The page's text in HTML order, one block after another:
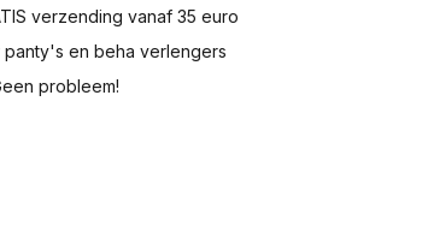
verzending vanaf 35 euro
en beha verlengers
probleem!